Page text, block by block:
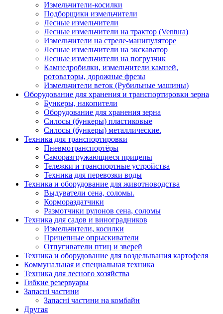
Измельчители-косилки
Подборщики измельчители
Лесные измельчители
Лесные измельчители на трактор (Ventura)
Измельчители на стреле-манипуляторе
Лесные измельчители на экскаватор
Лесные измельчители на погрузчик
Камнедробилки, измельчители камней,
ротоваторы, дорожные фрезы
Измельчители веток (Рубильные машины)
Оборудование для хранения и транспортировки зерна
Бункеры, накопители
Оборудование для хранения зерна
Силосы (бункеры) пластиковые
Силосы (бункеры) металлические.
Техника для транспортировки
Пневмотранспортёры
Саморазгружающиеся прицепы
Тележки и транспортные устройства
Техника для перевозки воды
Техника и оборудование для животноводства
Выдуватели сена, соломы.
Кормораздатчики
Размотчики рулонов сена, соломы
Техника для садов и виноградников
Измельчители, косилки
Прицепные опрыскиватели
Отпугиватели птиц и зверей
Техника и оборудование для возделывания картофеля
Коммунальная и специальная техника
Техника для лесного хозяйства
Гибкие резервуары
Запасні частини
Запасні частини на комбайн
Другая